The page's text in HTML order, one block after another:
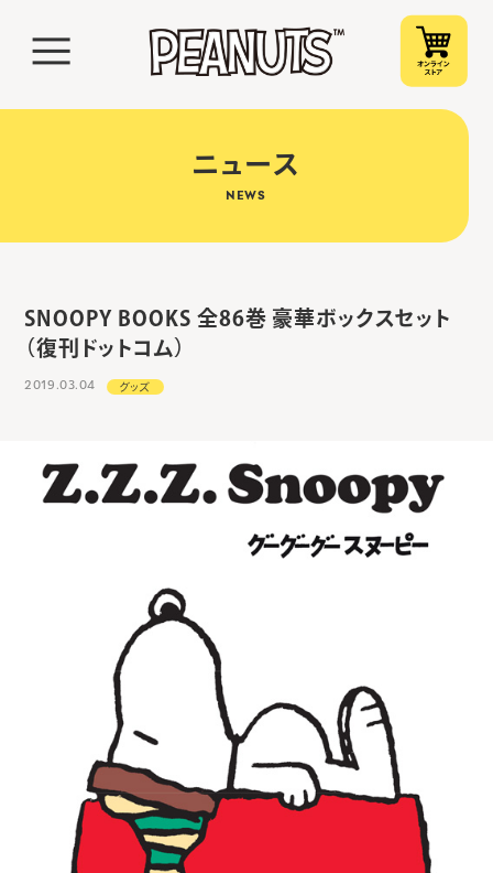
ニュース
NEWS
SNOOPY BOOKS 全86巻 豪華ボックスセット
（復刊ドットコム）
2019.03.04 グッズ